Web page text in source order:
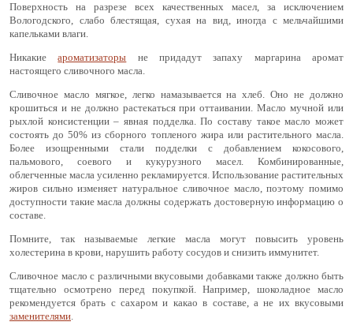
Поверхность на разрезе всех качественных масел, за исключением
Вологодского, слабо блестящая, сухая на вид, иногда с мельчайшими
капельками влаги.
Никакиеароматизаторы не придадут запаху маргарина аромат
настоящего сливочного масла.
Сливочное масло мягкое, легко намазывается на хлеб. Оно не должно
крошиться и не должно растекаться при оттаивании. Масло мучной или
рыхлой консистенции – явная подделка. По составу такое масло может
состоять до 50% из сборного топленого жира или растительного масла.
Более изощренными стали подделки с добавлением кокосового,
пальмового, соевого и кукурузного масел. Комбинированные,
облегченные масла усиленно рекламируется. Использование растительных
жиров сильно изменяет натуральное сливочное масло, поэтому помимо
доступности такие масла должны содержать достоверную информацию о
составе.
Помните, так называемые легкие масла могут повысить уровень
холестерина в крови, нарушить работу сосудов и снизить иммунитет.
Сливочное масло с различными вкусовыми добавками также должно быть
тщательно осмотрено перед покупкой. Например, шоколадное масло
рекомендуется брать с сахаром и какао в составе, а не их вкусовыми
заменителями.